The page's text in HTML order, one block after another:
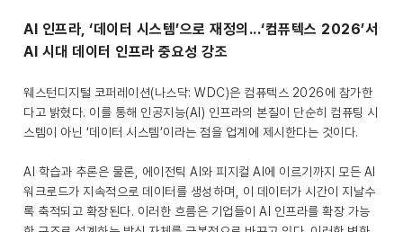
AI 인프라, ‘데이터 시스템’으로 재정의...‘컴퓨텍스 2026’서
AI 시대 데이터 인프라 중요성 강조
웨스턴디지털 코퍼레이션(나스닥: WDC)은 컴퓨텍스 2026에 참가한
다고 밝혔다. 이를 통해 인공지능(AI) 인프라의 본질이 단순히 컴퓨팅 시
스템이 아닌 ‘데이터 시스템’이라는 점을 업계에 제시한다는 것이다.
AI 학습과 추론은 물론, 에이전틱 AI와 피지컬 AI에 이르기까지 모든 AI
워크로드가 지속적으로 데이터를 생성하며, 이 데이터가 시간이 지날수
록 축적되고 확장된다. 이러한 흐름은 기업들이 AI 인프라를 확장 가능